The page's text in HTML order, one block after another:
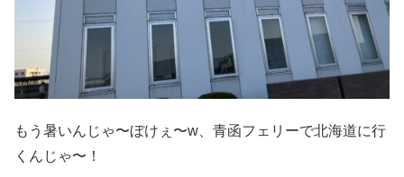
もう暑いんじゃ〜ぼけぇ〜w、青函フェリーで北海道に行
くんじゃ〜！